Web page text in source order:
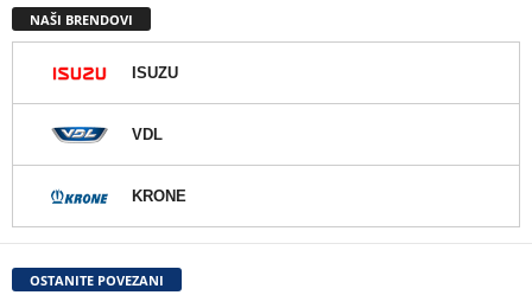
NAŠI BRENDOVI
ISUZU
VDL
KRONE
OSTANITE POVEZANI